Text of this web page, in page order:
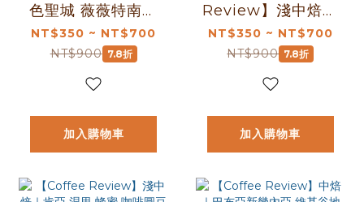
色聖城 薇薇特南果
水洗處理法 濾掛耳
咖啡包｜暖窩咖啡
NT$350 ~ NT$700
NT$900 7.8折
加入購物車
Review】淺中焙｜
衣索比亞 耶加雪菲
果丁丁 G1 日曬 濾
掛咖啡包
NT$350 ~ NT$700
NT$900 7.8折
加入購物車